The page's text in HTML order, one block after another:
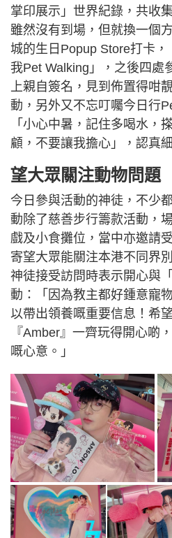
掌印展示」世界紀錄，共收
雖然沒有到場，但就換一個
城的生日Popup Store打卡
我Pet Walking」，之後四處
上親自簽名，見到佈置得咁
動，另外又不忘叮囑今日行
「小心中暑，記住多喝水，
顧，不要讓我擔心」，認真
望大眾關注動物問題
今日參與活動的神徒，不少
動除了慈善步行籌款活動，
戲及小食攤位，當中亦邀請
寄望大眾能關注本港不同界
神徒接受訪問時表示開心與
動：「因為教主都好鍾意寵
以帶出領養嘅重要信息！希
『Amber』一齊玩得開心啲
嘅心意。」